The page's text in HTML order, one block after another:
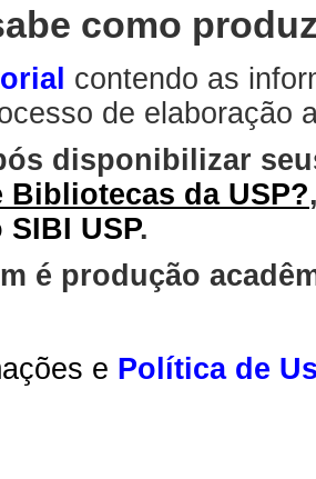
como
contendo as
de elaboração
disponibilizar
Bibliotecas da USP?
USP.
é produção
e Política de